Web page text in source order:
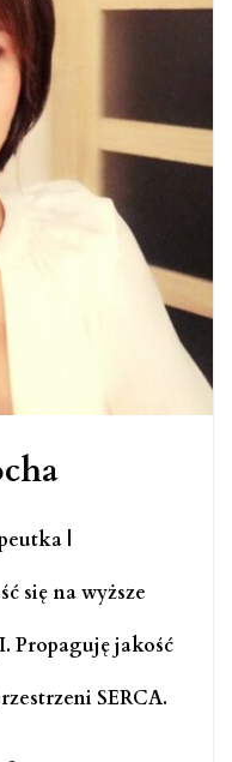
|
się na wyższe
Propaguję jakość
SERCA.